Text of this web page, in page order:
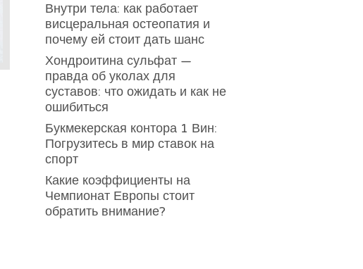
Внутри тела: как работает
висцеральная остеопатия и
почему ей стоит дать шанс
Хондроитина сульфат —
правда об уколах для
суставов: что ожидать и как не
ошибиться
Букмекерская контора 1 Вин:
Погрузитесь в мир ставок на
спорт
Какие коэффициенты на
Чемпионат Европы стоит
обратить внимание?